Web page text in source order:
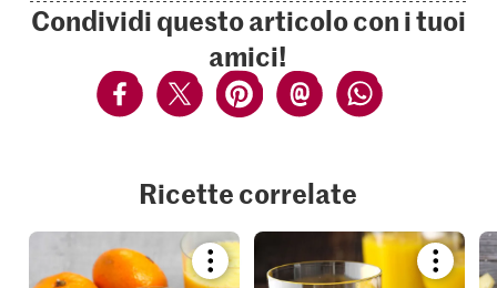
Condividi questo articolo con i tuoi
amici!
Ricette correlate
Bookmark